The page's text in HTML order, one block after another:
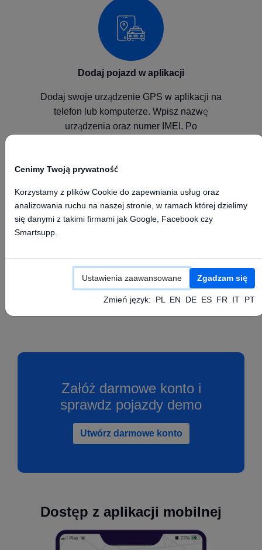
Dodaj pojazd w aplikacji
Dodaj swoje urządzenie GPS w aplikacji na
telefon lub komputerze. Wpisz nazwę
urządzenia oraz numer IMEI. Po
Skonfiguruj swoje urządzenie GPS zgodnie z
instrukcją producenta ustawiając powyższe
wartości APN, Serwer oraz Port.
Załóż darmowe konto i
sprawdz pojazdy demo
Utwórz darmowe konto
Dostęp z aplikacji mobilnej
Cenimy Twoją prywatność
Korzystamy z plików Cookie do zapewniania usług oraz
analizowania ruchu na naszej stronie, w ramach której dzielimy
się danymi z takimi firmami jak Google, Facebook czy
Smartsupp.
Ustawienia zaawansowane Zgadzam się
Zmień język: PL EN DE ES FR IT PT